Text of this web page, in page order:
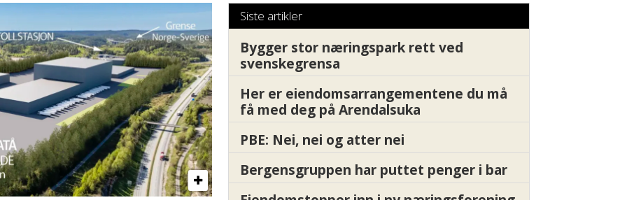
Siste artikler
Bygger stor næringspark rett ved
svenskegrensa
Her er eiendomsarrangementene du må
få med deg på Arendalsuka
PBE: Nei, nei og atter nei
Bergensgruppen har puttet penger i bar